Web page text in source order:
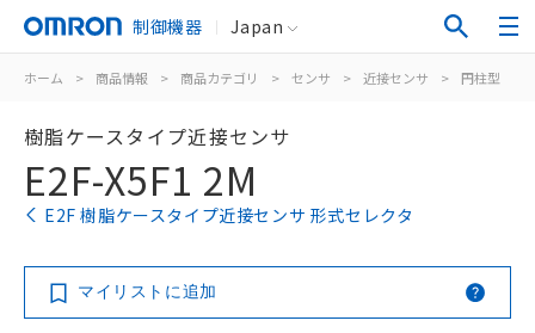
制御機器 Japan
ホーム > 商品情報 > 商品カテゴリ > センサ > 近接センサ > 円柱型
樹脂ケースタイプ近接センサ
E2F-X5F1 2M
E2F 樹脂ケースタイプ近接センサ 形式セレクタ
マイリストに追加